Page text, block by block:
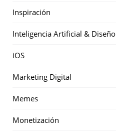
Inspiración
Inteligencia Artificial & Diseño
iOS
Marketing Digital
Memes
Monetización